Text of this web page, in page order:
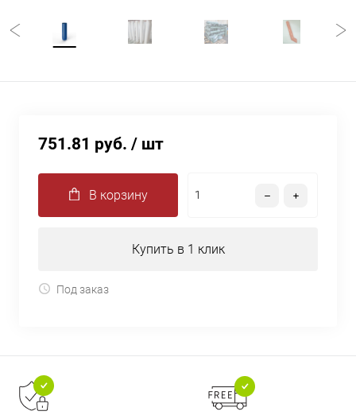
751.81 руб. / шт
В корзину
Купить в 1 клик
Под заказ